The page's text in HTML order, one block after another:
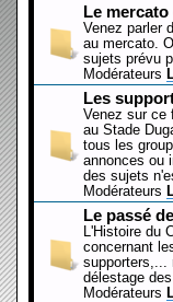
Le mercato
Venez parler
au mercato.
sujets prévu
Modérateurs
Les
Venez sur ce
au Stade
tous les
annonces ou
des sujets
Modérateurs
Le passé
L'Histoire du
concernant
supporters,...
délestage des
Modérateurs